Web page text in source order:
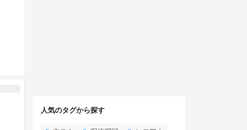
人気のタグから探す